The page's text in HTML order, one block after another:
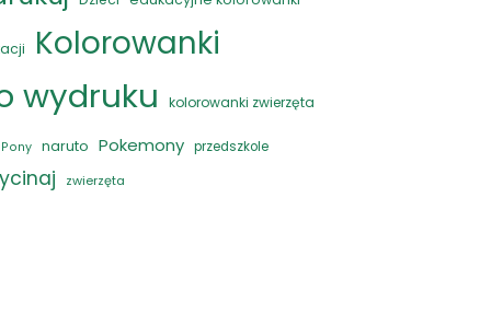
Kolorowanki
wydruku kolorowanki zwierzęta
naruto Pokemony przedszkole
zwierzęta